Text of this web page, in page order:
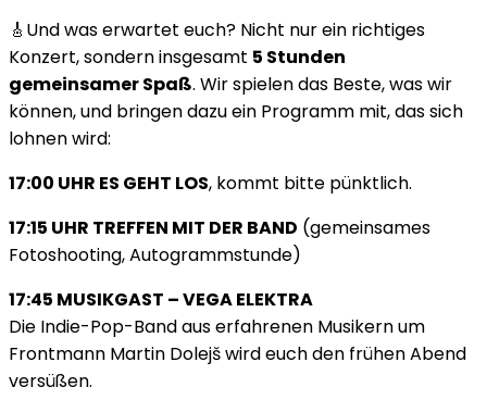
🎸Und was erwartet euch? Nicht nur ein richtiges
Konzert, sondern insgesamt 5 Stunden
gemeinsamer Spaß. Wir spielen das Beste, was wir
können, und bringen dazu ein Programm mit, das sich
lohnen wird:
17:00 UHR ES GEHT LOS, kommt bitte pünktlich.
17:15 UHR TREFFEN MIT DER BAND (gemeinsames
Fotoshooting, Autogrammstunde)
17:45 MUSIKGAST – VEGA ELEKTRA
Die Indie-Pop-Band aus erfahrenen Musikern um
Frontmann Martin Dolejš wird euch den frühen Abend
versüßen.